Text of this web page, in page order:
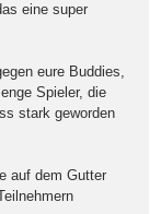
eine super
eure Buddies,
Spieler, die
stark geworden
auf dem Gutter